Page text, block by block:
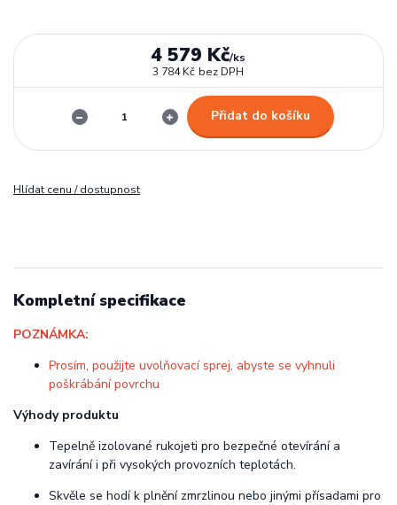
4 579 Kč/ks
3 784 Kč bez DPH
Přidat do košíku
Hlídat cenu / dostupnost
Kompletní specifikace
POZNÁMKA:
Prosím, použijte uvolňovací sprej, abyste se vyhnuli
poškrábání povrchu
Výhody produktu
Tepelně izolované rukojeti pro bezpečné otevírání a
zavírání i při vysokých provozních teplotách.
Skvěle se hodí k plnění zmrzlinou nebo jinými přísadami pro